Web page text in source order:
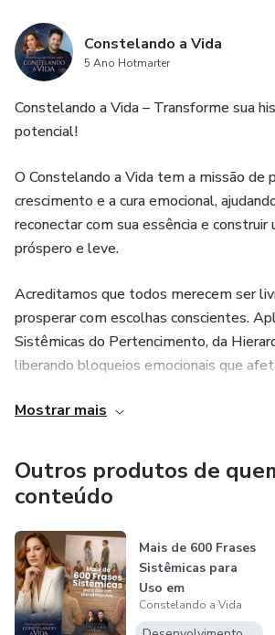
💡 O QUE VOCÊ VAI APRENDER?
• O que são lealdades invisíveis
• Como a culpa interfere nas suas
• Exercícios sistêmicos simples para
🌱 IMPORTANTE SABER
Você não está quebrado.
Você não precisa romper com ninguém.
Às vezes, só enxergar já muda tudo.
📦 O QUE VOCÊ RECEBE:
✔ Ebook com exercícios práticos em PDF
✔ Conteúdo claro e respeitoso
Constelando a Vida
5 Ano Hotmarter
Constelando a Vida – Transforme sua
potencial!
O Constelando a Vida tem a missão de
crescimento e a cura emocional,
reconectar com sua essência e construir
próspero e leve.
Acreditamos que todos merecem ser
prosperar com escolhas conscientes.
Sistêmicas do Pertencimento, da
liberando bloqueios emocionais que
A Constelação Familiar e
padrões ocultos em relacionamentos,
profissional. Com a representação
identificar traumas, romper ciclos
sua trajetória, trazendo equilíbrio e
Nossos serviços
Mostrar mais
Outros produtos de
conteúdo
Mais de 600 Frases
Sistêmicas para
Uso em
Atendimentos -
Uma...
Constelando a Vida